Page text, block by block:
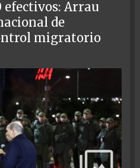
efectivos: Arrau
de
migratorio